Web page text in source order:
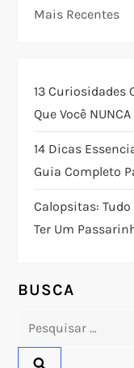
a
ã
o
d
e
o
s
Mais Recentes
13 Curiosidades
Que Você
14 Dicas
Guia Completo
Calopsitas: Tudo
Ter Um
BUSCA